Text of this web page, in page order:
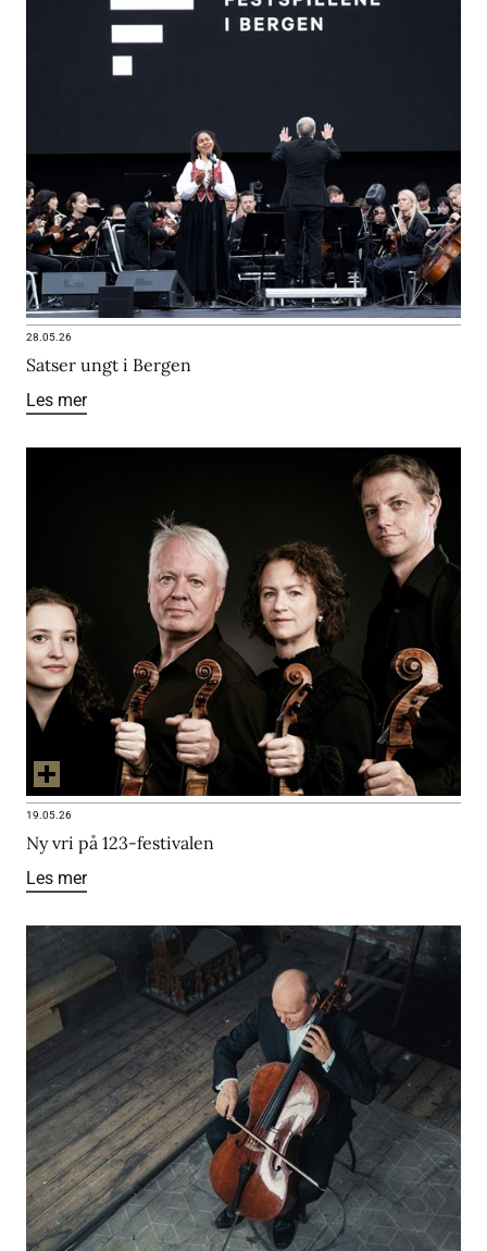
28.05.26
Satser ungt i Bergen
Les mer
19.05.26
Ny vri på 123-festivalen
Les mer